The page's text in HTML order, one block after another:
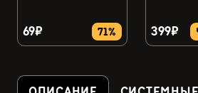
69₽ 71% 399₽